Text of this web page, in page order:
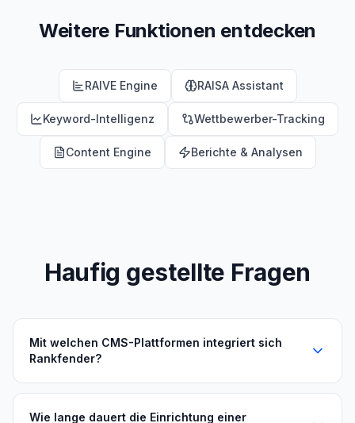
Weitere Funktionen entdecken
RAIVE Engine RAISA Assistant
Keyword-Intelligenz Wettbewerber-Tracking
Content Engine Berichte & Analysen
Haufig gestellte Fragen
Mit welchen CMS-Plattformen integriert sich
Rankfender?
Wie lange dauert die Einrichtung einer